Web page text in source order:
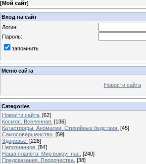
[Мой сайт]
Вход на сайт
Логин:
Пароль:
запомнить
Меню сайта
Новости сайта
Categories
Новости сайта. [62]
Космос. Вселенная. [136]
Катастрофы. Аномалии. Стихийные бедствия. [45]
Самосовершенство. [59]
Здоровье. [228]
Непознанное. [84]
Наша планета. Мир вокруг нас. [240]
Предсказания. Пророчества. [38]